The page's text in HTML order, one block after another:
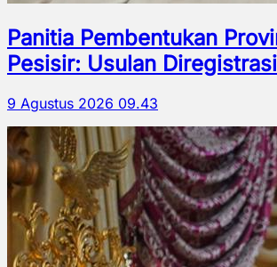
Panitia Pembentukan
Pesisir: Usulan
9 Agustus 2026 09.43